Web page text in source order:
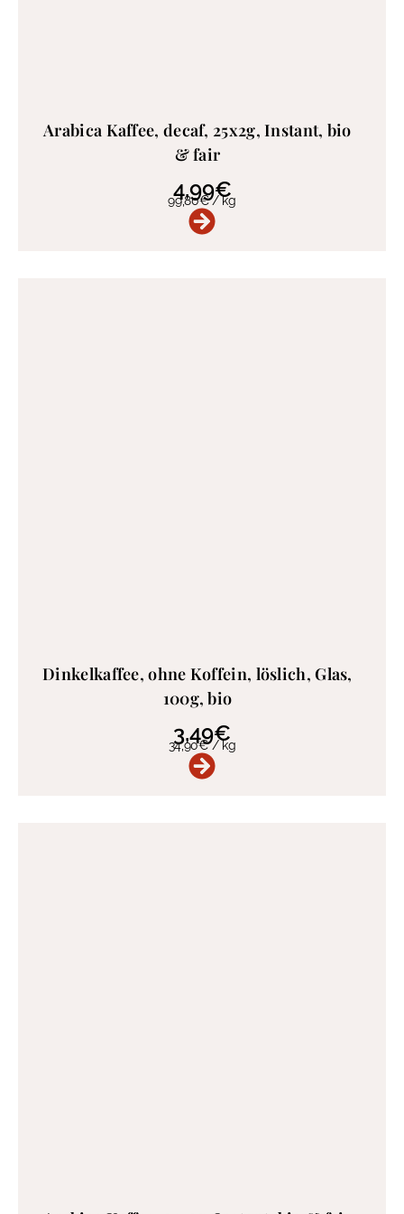
Arabica Kaffee, decaf, 25x2g, Instant, bio
& fair
4,99€
99,80€/kg
Dinkelkaffee, ohne Koffein, löslich, Glas,
100g, bio
3,49€
34,90€/kg